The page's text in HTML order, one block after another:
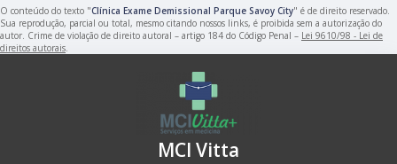
O conteúdo do texto "Clínica Exame Demissional Parque Savoy City" é de direito reservado.
Sua reprodução, parcial ou total, mesmo citando nossos links, é proibida sem a autorização do
autor. Crime de violação de direito autoral – artigo 184 do Código Penal – Lei 9610/98 - Lei de
direitos autorais.
MCI Vitta